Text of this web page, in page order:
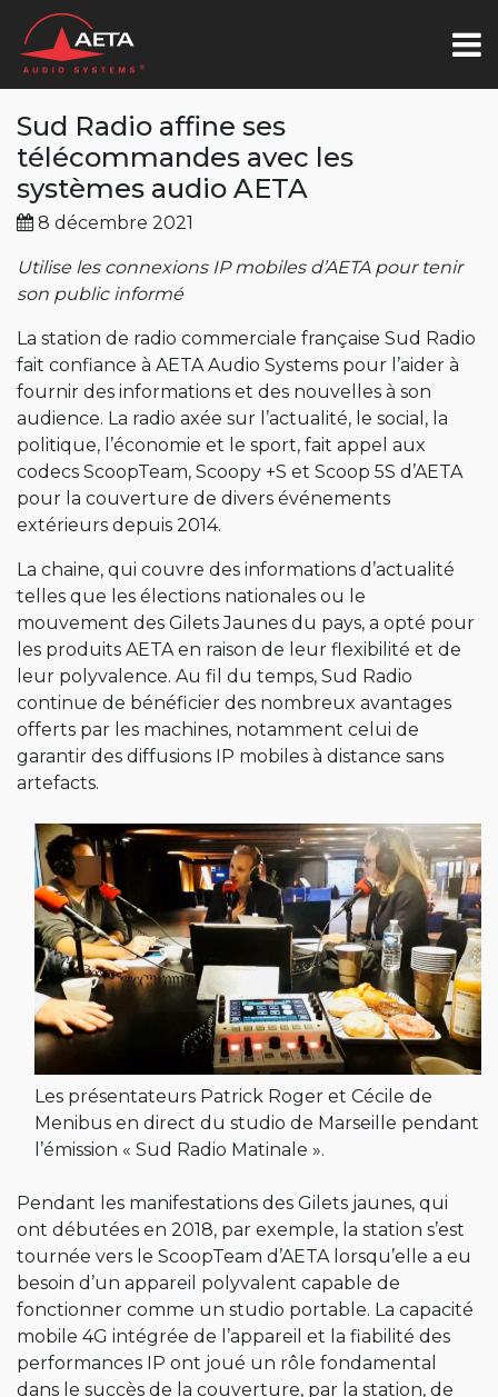
Sud Radio affine ses
télécommandes avec les
systèmes audio AETA
8 décembre 2021
Utilise les connexions IP mobiles d’AETA pour tenir
son public informé
La station de radio commerciale française Sud Radio
fait confiance à AETA Audio Systems pour l’aider à
fournir des informations et des nouvelles à son
audience. La radio axée sur l’actualité, le social, la
politique, l’économie et le sport, fait appel aux
codecs ScoopTeam, Scoopy +S et Scoop 5S d’AETA
pour la couverture de divers événements
extérieurs depuis 2014.
La chaine, qui couvre des informations d’actualité
telles que les élections nationales ou le
mouvement des Gilets Jaunes du pays, a opté pour
les produits AETA en raison de leur flexibilité et de
leur polyvalence. Au fil du temps, Sud Radio
continue de bénéficier des nombreux avantages
offerts par les machines, notamment celui de
garantir des diffusions IP mobiles à distance sans
artefacts.
Les présentateurs Patrick Roger et Cécile de
Menibus en direct du studio de Marseille pendant
l’émission « Sud Radio Matinale ».
Pendant les manifestations des Gilets jaunes, qui
ont débutées en 2018, par exemple, la station s’est
tournée vers le ScoopTeam d’AETA lorsqu’elle a eu
besoin d’un appareil polyvalent capable de
fonctionner comme un studio portable. La capacité
mobile 4G intégrée de l’appareil et la fiabilité des
performances IP ont joué un rôle fondamental
dans le succès de la couverture, par la station, de